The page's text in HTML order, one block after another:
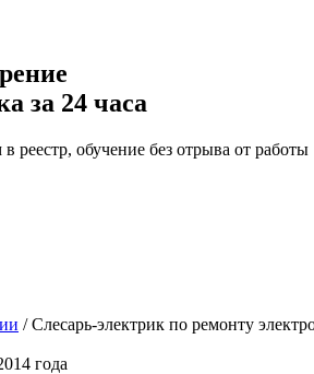
за 24 часа
реестр, обучение без отрыва от работы
/Слесарь-электрик по ремонту
года